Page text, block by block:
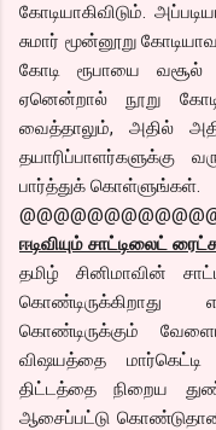
கோடியாகிவிடும்.
சுமார் மூன்னூறு
கோடி ரூபாயை
ஏனென்றால் நூறு
வைத்தாலும், அதில்
தயாரிப்பாளர்களுக்கு
பார்த்துக் கொள்ளுங்கள்.
ஈடிவியும் சாட்டிலைட்
தமிழ் சினிமாவின்
கொண்டிருக்கிறாது
கொண்டிருக்கும்
விஷயத்தை மார்கெட்டி
திட்டத்தை நிறைய
ஆசைப்பட்டு